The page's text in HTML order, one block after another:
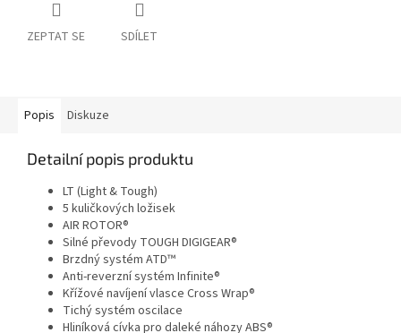
ZEPTAT SE SDÍLET
Popis Diskuze
Detailní popis produktu
LT (Light & Tough)
5 kuličkových ložisek
AIR ROTOR®
Silné převody TOUGH DIGIGEAR®
Brzdný systém ATD™
Anti-reverzní systém Infinite®
Křížové navíjení vlasce Cross Wrap®
Tichý systém oscilace
Hliníková cívka pro daleké náhozy ABS®